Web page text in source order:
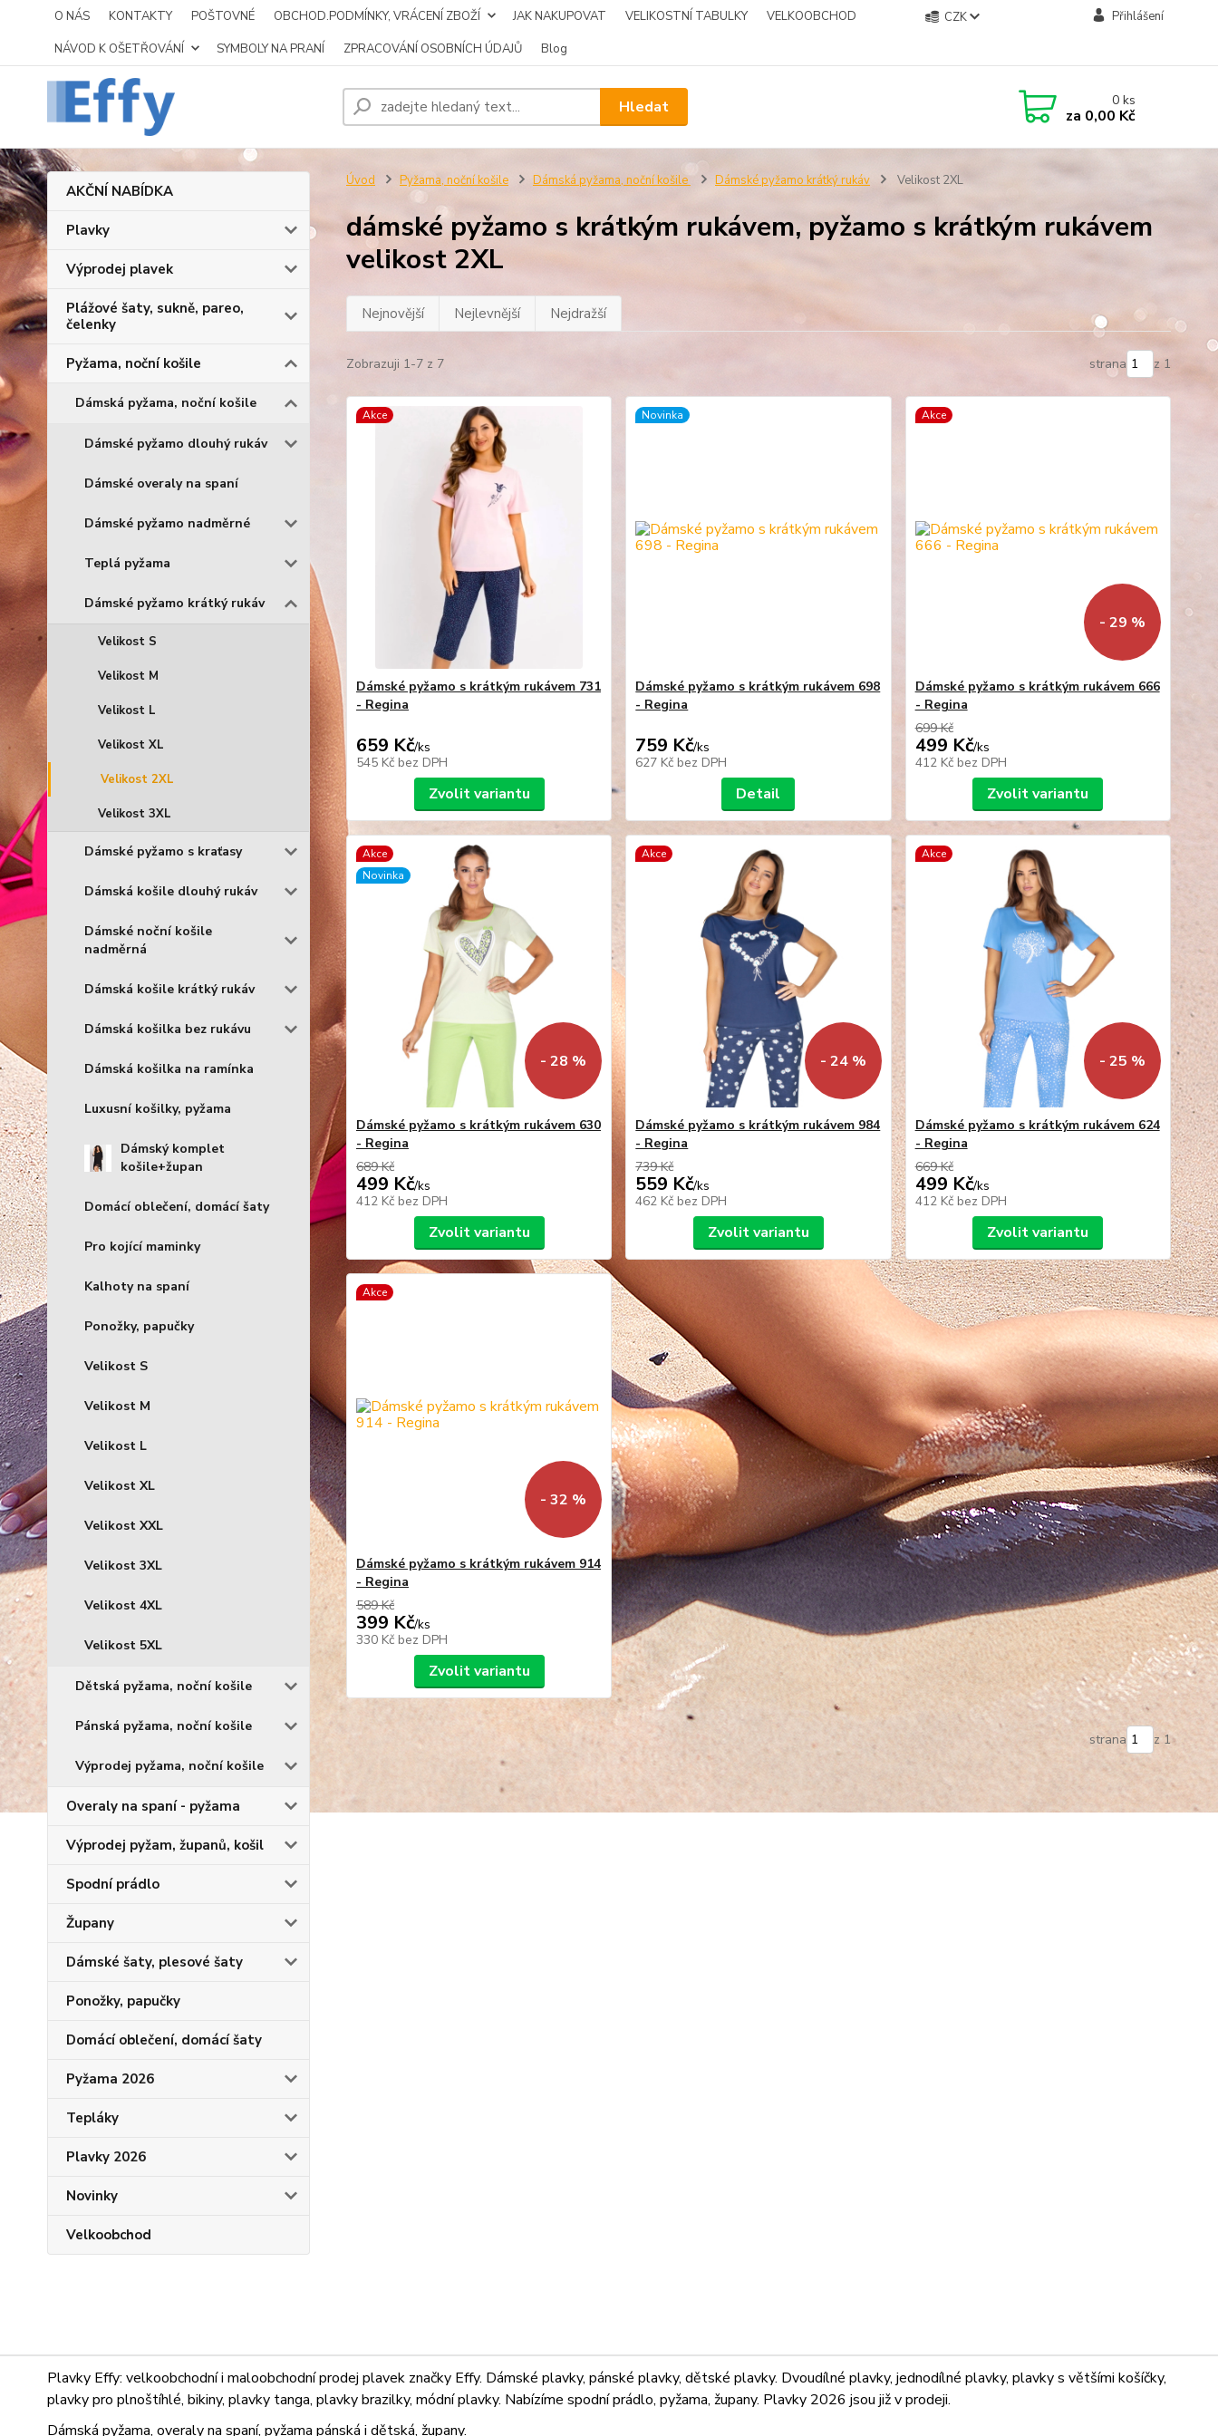
O NÁS KONTAKTY POŠTOVNÉ OBCHOD.PODMÍNKY, VRÁCENÍ ZBOŽÍ JAK NAKUPOVAT VELIKOSTNÍ TABULKY
VELKOOBCHOD
NÁVOD K OŠETŘOVÁNÍ
SYMBOLY NA PRANÍ ZPRACOVÁNÍ OSOBNÍCH ÚDAJŮ Blog
CZK Přihlášení
Hledat 0ks
za 0,00 Kč
AKČNÍ NABÍDKA
Plavky
Výprodej plavek
Plážové šaty, sukně, pareo,
čelenky
Pyžama, noční košile
Dámská pyžama, noční košile
Dámské pyžamo dlouhý rukáv
Dámské overaly na spaní
Dámské pyžamo nadměrné
Teplá pyžama
Dámské pyžamo krátký rukáv
Velikost S
Velikost M
Velikost L
Velikost XL
Velikost 2XL
Velikost 3XL
Dámské pyžamo s kraťasy
Dámská košile dlouhý rukáv
Dámské noční košile
nadměrná
Dámská košile krátký rukáv
Dámská košilka bez rukávu
Dámská košilka na ramínka
Luxusní košilky, pyžama
Dámský komplet
košile+župan
Domácí oblečení, domácí šaty
Pro kojící maminky
Kalhoty na spaní
Ponožky, papučky
Velikost S
Velikost M
Velikost L
Velikost XL
Velikost XXL
Velikost 3XL
Velikost 4XL
Velikost 5XL
Dětská pyžama, noční košile
Pánská pyžama, noční košile
Výprodej pyžama, noční košile
Overaly na spaní - pyžama
Výprodej pyžam, županů, košil
Spodní prádlo
Župany
Dámské šaty, plesové šaty
Ponožky, papučky
Domácí oblečení, domácí šaty
Pyžama 2026
Tepláky
Plavky 2026
Novinky
Velkoobchod
Úvod Pyžama, noční košile Dámská pyžama, noční košile Dámské pyžamo krátký rukáv Velikost 2XL
dámské pyžamo s krátkým rukávem, pyžamo s krátkým rukávem
velikost 2XL
Nejnovější Nejlevnější Nejdražší
Zobrazuji 1-7 z 7 strana z 1
Akce
Dámské pyžamo s krátkým rukávem 731
- Regina
659 Kč/ks
545 Kč bez DPH
Zvolit variantu
Novinka
Dámské pyžamo s krátkým rukávem 698
- Regina
759 Kč/ks
627 Kč bez DPH
Detail
Akce
- 29 %
Dámské pyžamo s krátkým rukávem 666
- Regina
699 Kč
499 Kč/ks
412 Kč bez DPH
Zvolit variantu
Akce
Novinka
- 28 %
Dámské pyžamo s krátkým rukávem 630
- Regina
689 Kč
499 Kč/ks
412 Kč bez DPH
Zvolit variantu
Akce
- 24 %
Dámské pyžamo s krátkým rukávem 984
- Regina
739 Kč
559 Kč/ks
462 Kč bez DPH
Zvolit variantu
Akce
- 25 %
Dámské pyžamo s krátkým rukávem 624
- Regina
669 Kč
499 Kč/ks
412 Kč bez DPH
Zvolit variantu
Akce
- 32 %
Dámské pyžamo s krátkým rukávem 914
- Regina
589 Kč
399 Kč/ks
330 Kč bez DPH
Zvolit variantu
strana z 1
Plavky Effy: velkoobchodní i maloobchodní prodej plavek značky Effy. Dámské plavky, pánské plavky, dětské plavky. Dvoudílné plavky, jednodílné plavky, plavky s většími košíčky,
plavky pro plnoštíhlé, bikiny, plavky tanga, plavky brazilky, módní plavky. Nabízíme spodní prádlo, pyžama, župany. Plavky 2026 jsou již v prodeji.
Dámská pyžama, overaly na spaní, pyžama pánská i dětská, župany.